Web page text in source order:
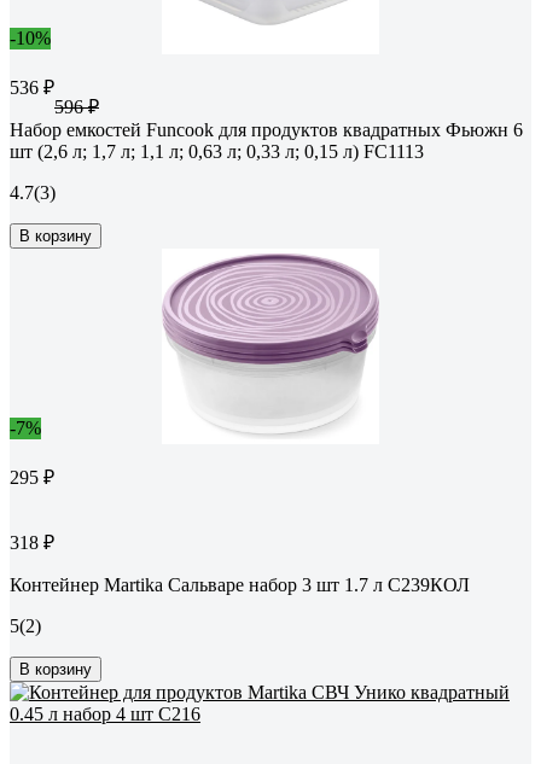
-10%
536 ₽
596 ₽
Набор емкостей Funcook для продуктов квадратных Фьюжн 6
шт (2,6 л; 1,7 л; 1,1 л; 0,63 л; 0,33 л; 0,15 л) FC1113
4.7(3)
В корзину
-7%
295 ₽
318 ₽
Контейнер Martika Сальваре набор 3 шт 1.7 л С239КОЛ
5(2)
В корзину